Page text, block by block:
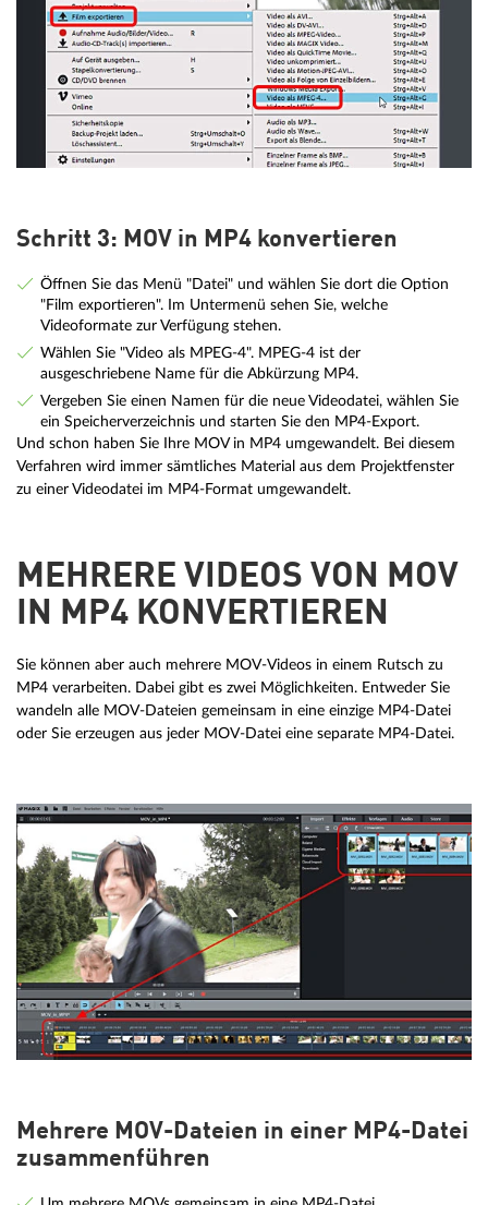
Schritt 3: MOV in MP4 konvertieren
Öffnen Sie das Menü "Datei" und wählen Sie dort die Option
"Film exportieren". Im Untermenü sehen Sie, welche
Videoformate zur Verfügung stehen.
Wählen Sie "Video als MPEG-4". MPEG-4 ist der
ausgeschriebene Name für die Abkürzung MP4.
Vergeben Sie einen Namen für die neue Videodatei, wählen Sie
ein Speicherverzeichnis und starten Sie den MP4-Export.
Und schon haben Sie Ihre MOV in MP4 umgewandelt. Bei diesem
Verfahren wird immer sämtliches Material aus dem Projektfenster
zu einer Videodatei im MP4-Format umgewandelt.
MEHRERE VIDEOS VON MOV
IN MP4 KONVERTIEREN
Sie können aber auch mehrere MOV-Videos in einem Rutsch zu
MP4 verarbeiten. Dabei gibt es zwei Möglichkeiten. Entweder Sie
wandeln alle MOV-Dateien gemeinsam in eine einzige MP4-Datei
oder Sie erzeugen aus jeder MOV-Datei eine separate MP4-Datei.
Mehrere MOV-Dateien in einer MP4-Datei
zusammenführen